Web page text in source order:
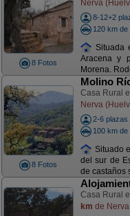
8 Fotos
Nerva
8-12+2
120 km de
Situada
Aracena y
Morena.
8 Fotos
Molino
Casa Rural
Nerva
2-6 plazas
100 km de
Situado
del sur de
de castaños
Casa Rural
km de